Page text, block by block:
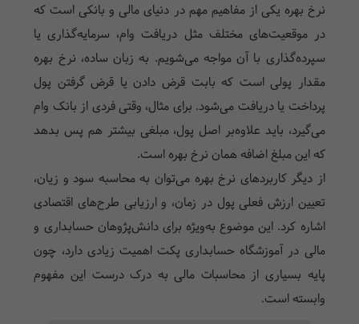
نرخ بهره یکی از مفاهیم مهم در دنیای مالی و بانکی است که
در موقعیت‌های مختلف مثل دریافت وام، سرمایه‌گذاری یا
سپرده‌گذاری با آن مواجه می‌شویم. به زبان ساده، نرخ بهره
مقدار پولی است که بابت قرض دادن یا قرض گرفتن پول
پرداخت یا دریافت می‌شود. برای مثال، وقتی فردی از بانک وام
می‌گیرد، باید علاوه‌بر اصل پول، مبلغی بیشتر هم پس بدهد
که این مبلغ اضافه همان نرخ بهره است.
از دیگر کاربردهای نرخ بهره می‌توان به محاسبه سود و زیان،
تعیین ارزش فعلی پول در زمان، و ارزیابی طرح‌های اقتصادی
اشاره کرد. این موضوع به‌ویژه برای دانش‌پژوهان حسابداری و
مالی در آموزشگاه حسابداری پکت اهمیت زیادی دارد، چون
پایه بسیاری از محاسبات مالی به درک درست این مفهوم
وابسته است.